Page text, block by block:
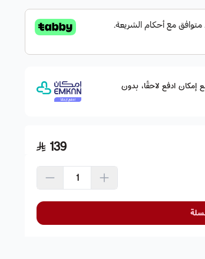
دفعات مع إمكان ادفع لاحقًا، بدون
139